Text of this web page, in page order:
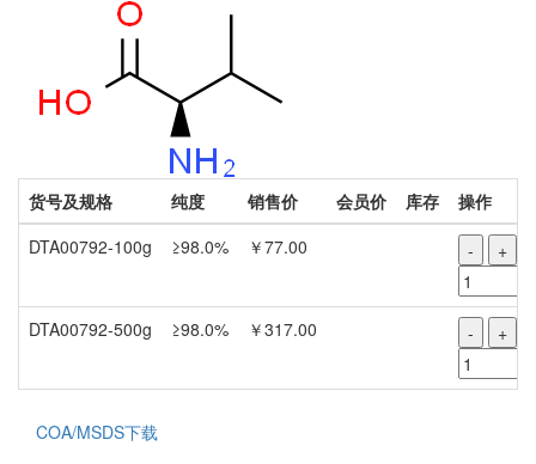
货号及规格 纯度 销售价 会员价 库存
操作
DTA00792-100g
≥98.0% ￥77.00 - +
DTA00792-500g ≥98.0% ￥317.00 - +
COA/MSDS下载